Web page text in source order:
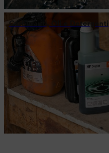
Carburanti, Oli e Detergenti